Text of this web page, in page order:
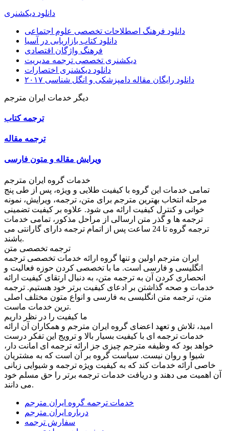
دانلود دیکشنری
دانلود فرهنگ اصطلاحات تخصصی علوم اجتماعی
دانلود کتاب بازاریابی در آسیا
فرهنگ واژگان اقتصادی
دیکشنری تخصصی ترجمه مدیریت
دانلود دیکشنری اختصارات
دانلود رایگان مقاله دامپزشکی و انگل شناسی ۲۰۱۷
دیگر خدمات ایران مترجم
ترجمه کتاب
ترجمه مقاله
ویرایش مقاله و متون فارسی
خدمات گروه ایران مترجم
تمامی خدمات این گروه با کیفیت طلایی و ویژه، پس از طی پنج
مرحله انتخاب بهترین مترجم برای متن، ترجمه، ویرایش، نمونه
خوانی و کنترل کیفیت ارائه می شود. علاوه بر کیفیت تضمینی
ترجمه ها و گذر متن ارسالی از مراحل مذکور، تمامی خدمات
ترجمه گروه تا 24 ساعت پس از اتمام ترجمه دارای گارانتی می
باشند.
ترجمه تخصصی متن
ایران مترجم اولین و تنها گروه ارائه خدمات تخصصی ترجمه
انگلیسی و فارسی است. ما با تخصصی کردن حوزه فعالیت و
انحصاری کردن آن به ترجمه متن، به دنبال ارتقای کیفیت ارائه
خدمات و صحه گذاشتن بر ادعای کیفیت برتر خود هستیم. ترجمه
متن، ترجمه متن انگلیسی به فارسی و انواع متون مختلف اصلی
ترین خدمات ماست.
ما کیفیت را در نظر داریم
امید، تلاش و تعهد اعضای گروه ایران مترجم و همکاران آن ارائه
خدمات ترجمه ای با کیفیت بسیار بالا و ترویج این تفکر درست
خواهد بود که وظیفه مترجم چیزی جز ارائه ترجمه ای امانت دار،
شیوا و روان نیست. سیاست گروه بر آن است که به مشتریان
خاصی ارائه خدمات کند که به کیفیت ویژه ترجمه و شیوایی زبانی
آن اهمیت می دهند و دریافت خدمات ترجمه برتر را حق مسلم خود
می دانند.
خدمات ترجمه گروه ایران مترجم
درباره ایران مترجم
سفارش ترجمه